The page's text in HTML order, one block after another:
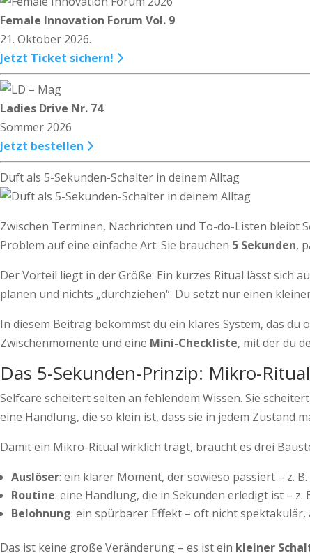
Female Innovation Forum Vol. 9
21. Oktober 2026.
Jetzt Ticket sichern!
Ladies Drive Nr. 74
Sommer 2026
Jetzt bestellen
Duft als 5-Sekunden-Schalter in deinem Alltag
Zwischen Terminen, Nachrichten und To-do-Listen bleibt
Problem auf eine einfache Art: Sie brauchen 5 Sekunden,
Der Vorteil liegt in der Größe: Ein kurzes Ritual lässt sich
planen und nichts „durchziehen“. Du setzt nur einen
In diesem Beitrag bekommst du ein klares System, das
Zwischenmomente und eine Mini-Checkliste, mit der du
Das 5-Sekunden-Prinzip: Mikro-
Selfcare scheitert selten an fehlendem Wissen. Sie
eine Handlung, die so klein ist, dass sie in jedem Zustand
Damit ein Mikro-Ritual wirklich trägt, braucht es drei
Auslöser: ein klarer Moment, der sowieso passiert – z.
Routine: eine Handlung, die in Sekunden erledigt ist –
Belohnung: ein spürbarer Effekt – oft nicht spektakulär,
Das ist keine große Veränderung – es ist ein kleiner